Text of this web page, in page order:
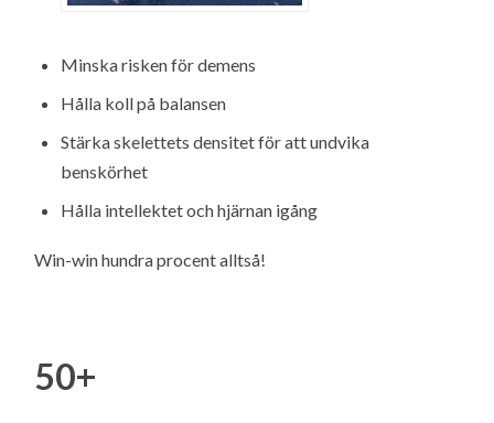
Minska risken för demens
Hålla koll på balansen
Stärka skelettets densitet för att undvika
benskörhet
Hålla intellektet och hjärnan igång
Win-win hundra procent alltså!
50+